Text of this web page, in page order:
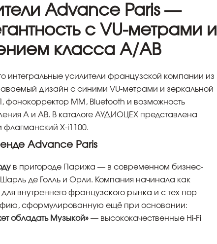
Advance Paris —
с VU-метрами и
класса A/AB
интегральные усилители французской компании из
дизайн с синими VU-метрами и зеркальной
MM, Bluetooth и возможность
A и AB. В каталоге АУДИОЦЕХ представлена
флагманский X-i1100.
Advance Paris
в пригороде Парижа — в современном бизнес-
де Голль и Орли. Компания начинала как
внутреннего французского рынка и с тех пор
сформулированную ещё при основании:
обладать Музыкой» — высококачественные Hi-Fi